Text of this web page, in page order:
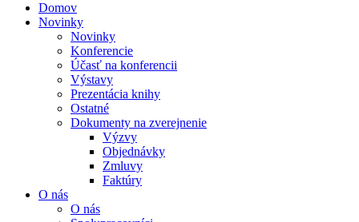
Domov
Novinky
Novinky
Konferencie
Účasť na konferencii
Výstavy
Prezentácia knihy
Ostatné
Dokumenty na zverejnenie
Výzvy
Objednávky
Zmluvy
Faktúry
O nás
O nás